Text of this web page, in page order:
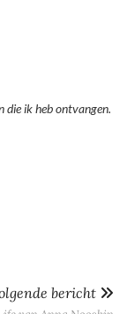
ik heb ontvangen.
bericht